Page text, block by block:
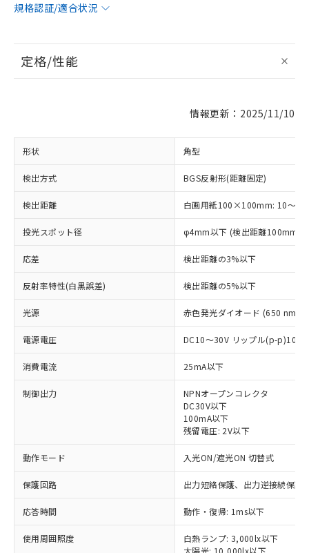
規格認証/適合状況
定格/性能
情報更新：2025/11/10
形状 角型
検出方式 BGS反射形(距離固定)
検出距離 白画用紙100×100mm: 10～
投光スポット径 φ4mm以下 (検出距離100mm)
応差 検出距離の3%以下
反射率特性(白黒誤差) 検出距離の5%以下
光源 赤色発光ダイオード (650 nm)
電源電圧 DC10～30V リップル(p-p)10%
消費電流 25mA以下
制御出力
NPNオープンコレクタ
DC30V以下
100mA以下
残留電圧: 2V以下
動作モード 入光ON/遮光ON 切替式
保護回路 出力短絡保護、出力逆接続保護
応答時間 動作・復帰: 1ms以下
使用周囲照度
白熱ランプ: 3,000lx以下
太陽光: 10,000lx以下
対応済み：EU RoHS指令（10物質）の
非含有に対応した製品が提供可能な商品で